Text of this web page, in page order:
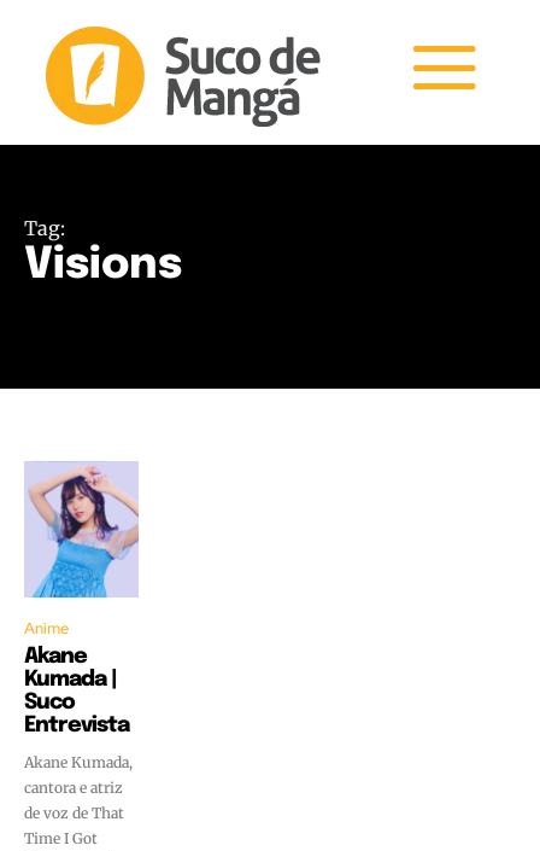
Tag:
Visions
Anime
Akane
Kumada |
Suco
Entrevista
Akane Kumada,
cantora e atriz
de voz de That
Time I Got